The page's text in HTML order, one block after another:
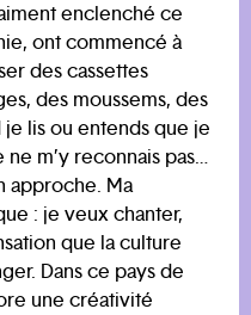
enclenché ce
ont commencé à
des cassettes
des moussems, des
lis ou entends que je
m’y reconnais pas…
approche. Ma
: je veux chanter,
que la culture
Dans ce pays de
une créativité